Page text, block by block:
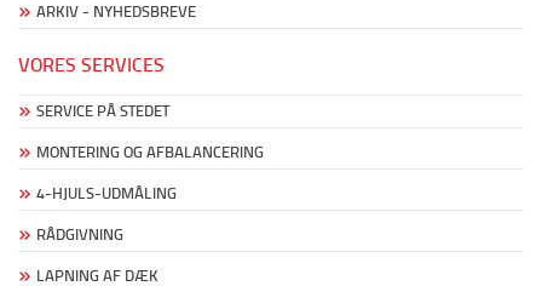
ARKIV - NYHEDSBREVE
VORES SERVICES
SERVICE PÅ STEDET
MONTERING OG AFBALANCERING
4-HJULS-UDMÅLING
RÅDGIVNING
LAPNING AF DÆK